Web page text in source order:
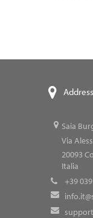
Address
Saia
Via
20093
Italia
+39